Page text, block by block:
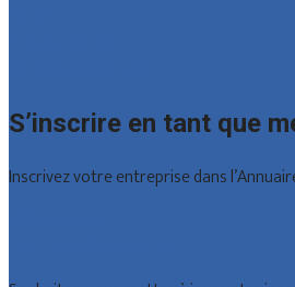
S’inscrire en tant que
Inscrivez votre entreprise dans